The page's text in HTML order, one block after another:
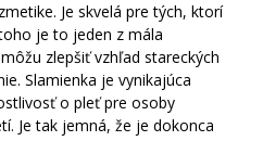
Je skvelá pre tých, ktorí
je to jeden z mála
zlepšiť vzhľad stareckých
Slamienka je vynikajúca
o pleť pre osoby
Je tak jemná, že je dokonca